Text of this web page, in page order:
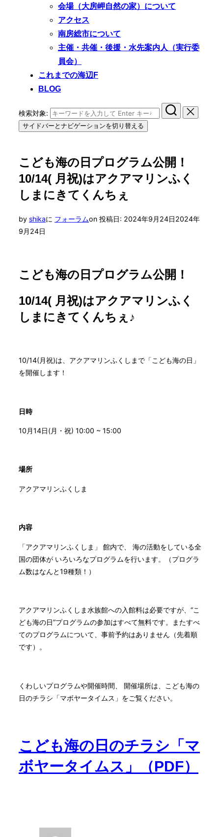
会場（大房岬自然の家）について
アクセス
南房総市について
主催・共催・後援・水先案内人（実行委
員会）
これまでの海辺F
BLOG
検索対象:
サイドバーとナビゲーションを切り替える
こども海の日プログラム公開！
10/14( 月祝)はアクアマリンふく
しまにきてくんちぇ
by shikaに フォーラムon 投稿日: 2024年9月24日2024年
9月24日
こども海の日プログラム公開！
10/14( 月祝)はアクアマリンふく
しまにきてくんちぇ♪
10/14(月祝)は、アクアマリンふくしまで「こども海の日」
を開催します！
日時
10月14日(月・祝) 10:00 ~ 15:00
場所
アクアマリンふくしま
内容
「アクアマリンふくしま」 館内で、 海の活動をしている全
国の団体が いろいろなプログラムを行います。（プログラ
ム数はなんと19種類！）
アクアマリンふくしま水族館への入館料は必要ですが、“こ
ども海の日”プログラムの参加はすべて無料です。またすべ
てのプログラムについて、事前予約はありません（先着順
です）。
くわしいプログラムや開催時間、 開催場所は、こども海の
日のチラシ「マボヤータイムス」をご覧ください。
こども海の日のチラシ「マ
ボヤータイムス」（PDF）